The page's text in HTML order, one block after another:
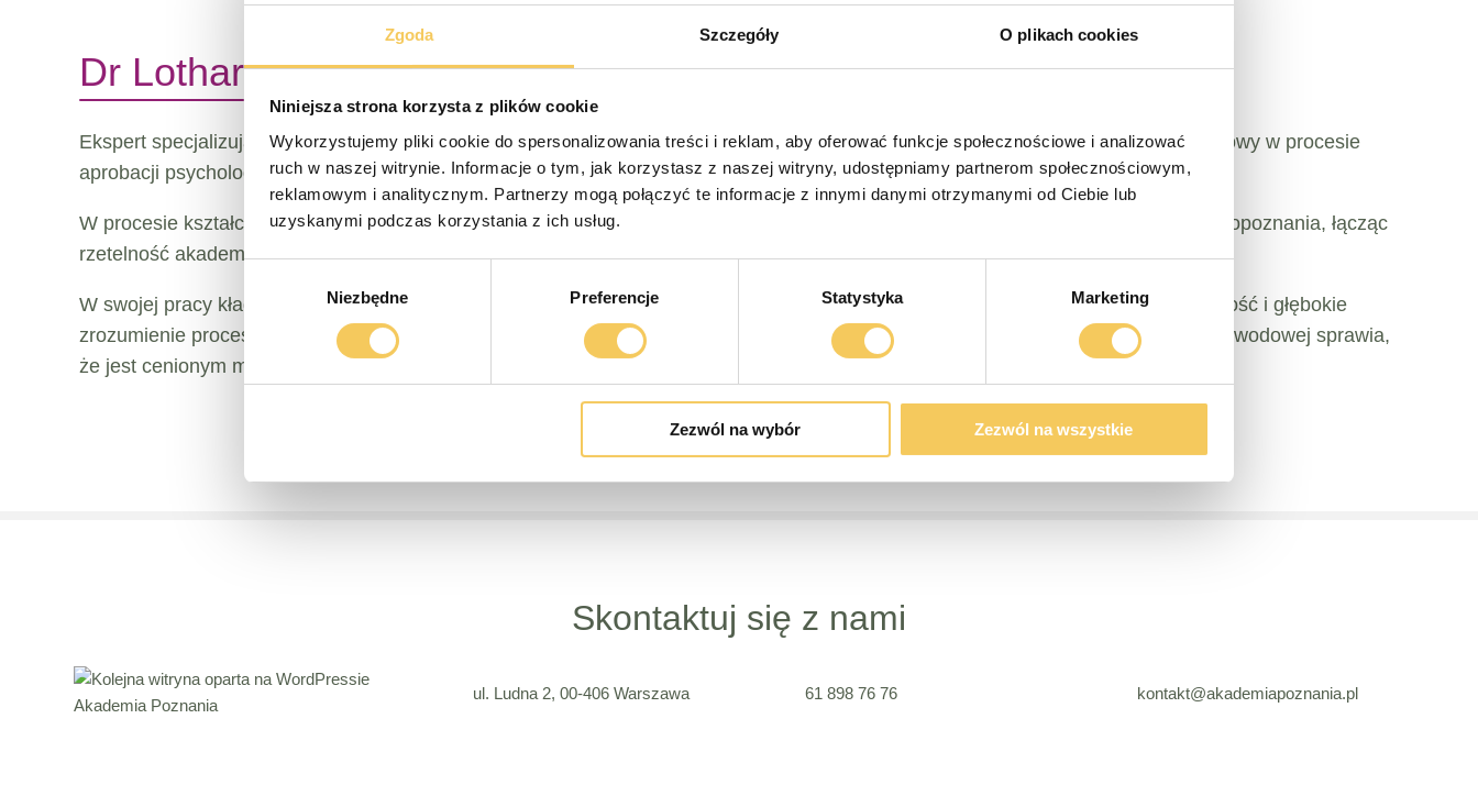
Zgoda Szczegóły O plikach cookies
Niniejsza strona korzysta z plików cookie
Wykorzystujemy pliki cookie do spersonalizowania treści i reklam, aby oferować funkcje społecznościowe i analizować
ruch w naszej witrynie. Informacje o tym, jak korzystasz z naszej witryny, udostępniamy partnerom społecznościowym,
reklamowym i analitycznym. Partnerzy mogą połączyć te informacje z innymi danymi otrzymanymi od Ciebie lub
uzyskanymi podczas korzystania z ich usług.
Niezbędne Preferencje Statystyka Marketing
Zezwól na wybór Zezwól na wszystkie
Dr Lothar Schattenburg
Ekspert specjalizujący się w psychoterapii poznawczo-behawioralnej (VT) oraz psychodynamicznej (TP). Jako egzaminator państwowy w procesie
aprobacji psychologów, posiada unikalne kompetencje w zakresie dydaktyki klinicznej.
W procesie kształcenia koncentruje się na budowaniu kompetencji zawodowych przyszłych terapeutów oraz prowadzeniu grup samopoznania, łącząc
rzetelność akademicką z praktyką superwizyjną.
W swojej pracy kładzie szczególny nacisk na integrację różnych nurtów terapeutycznych, pomagając klinicystom rozwijać elastyczność i głębokie
zrozumienie procesów zachodzących w relacji z pacjentem. Jego zaangażowanie w kształtowanie najwyższych standardów etyki zawodowej sprawia,
że jest cenionym mentorem dla kolejnych pokoleń specjalistów ochrony zdrowia psychicznego.
Skontaktuj się z nami
ul. Ludna 2, 00-406 Warszawa 61 898 76 76 kontakt@akademiapoznania.pl